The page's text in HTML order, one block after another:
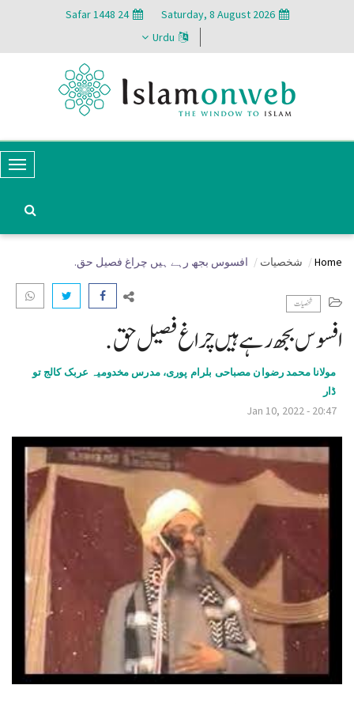
Saturday, 8 August 2026
24 Safar 1448
Urdu
T
Home شخصیات افسوس بجھ رہے ہیں چراغ فصیل حق.
شخصیات
افسوس بجھ رہے ہیں چراغ فصیل حق.
مولانا محمد رضوان مصباحی بلرام پوری، مدرس مخدومیہ عربک کالج تو
ڈار
Jan 10, 2022 - 20:47